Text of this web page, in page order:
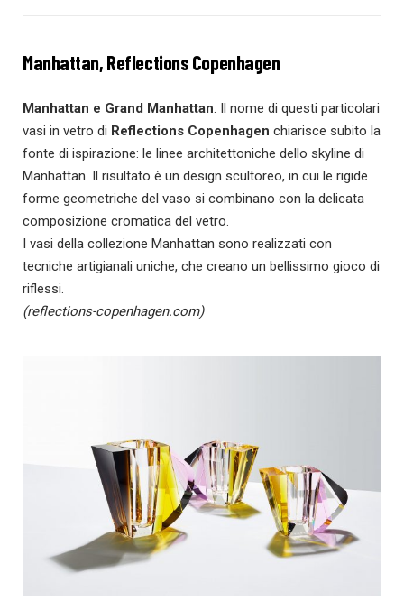
Manhattan, Reflections Copenhagen
Manhattan e Grand Manhattan . Il nome di questi particolari
vasi in vetro di Reflections Copenhagen chiarisce subito la
fonte di ispirazione: le linee architettoniche dello skyline di
Manhattan. Il risultato è un design scultoreo, in cui le rigide
forme geometriche del vaso si combinano con la delicata
composizione cromatica del vetro.
I vasi della collezione Manhattan sono realizzati con
tecniche artigianali uniche, che creano un bellissimo gioco di
riflessi.
(reflections-copenhagen.com)